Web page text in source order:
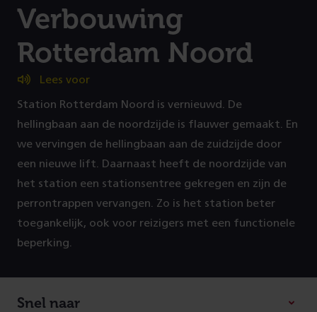
:
Verbouwing
Rotterdam Noord
(
P
r
o
j
e
c
Lees voor
Station Rotterdam Noord is vernieuwd. De
hellingbaan aan de noordzijde is flauwer gemaakt. En
we vervingen de hellingbaan aan de zuidzijde door
een nieuwe lift. Daarnaast heeft de noordzijde van
het station een stationsentree gekregen en zijn de
perrontrappen vervangen. Zo is het station beter
toegankelijk, ook voor reizigers met een functionele
beperking.
Snel naar